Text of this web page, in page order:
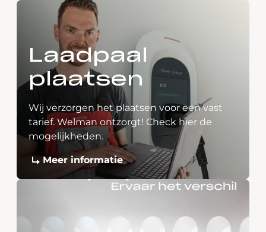
Laadpaal
plaatsen
Wij verzorgen het plaatsen voor een vast
tarief. Welman ontzorgt! Check hier de
mogelijkheden.
Meer informatie